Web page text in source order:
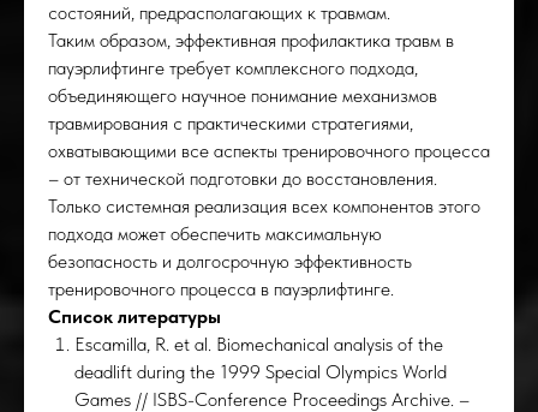
состояний, предрасполагающих к травмам.
Таким образом, эффективная профилактика травм в
пауэрлифтинге требует комплексного подхода,
объединяющего научное понимание механизмов
травмирования с практическими стратегиями,
охватывающими все аспекты тренировочного процесса
– от технической подготовки до восстановления.
Только системная реализация всех компонентов этого
подхода может обеспечить максимальную
безопасность и долгосрочную эффективность
тренировочного процесса в пауэрлифтинге.
Список литературы
Escamilla, R. et al. Biomechanical analysis of the
deadlift during the 1999 Special Olympics World
Games // ISBS-Conference Proceedings Archive. –